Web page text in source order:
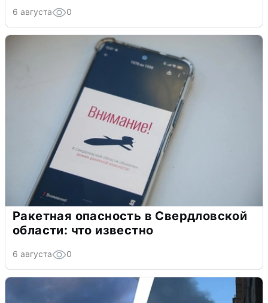
6 августа 0
Ракетная опасность в Свердловской
области: что известно
6 августа 0